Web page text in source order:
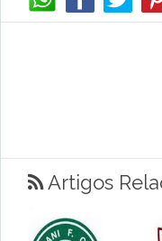
Artigos